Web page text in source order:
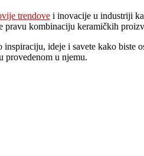
trendove i inovacije u industriji
kombinaciju keramičkih
ideje i savete kako
provedenom u njemu.